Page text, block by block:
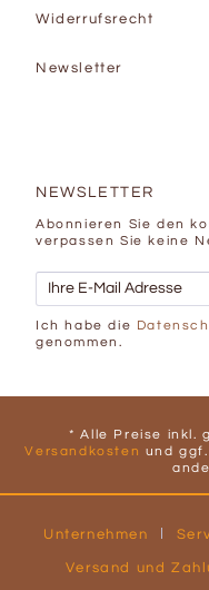
Widerrufsrecht
Newsletter
NEWSLETTER
Abonnieren Sie den
verpassen Sie keine
Ich habe die
genommen.
* Alle Preise inkl.
Versandkosten und
Unternehmen
Versand und